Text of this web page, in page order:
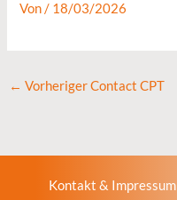
Von/ 18/03/2026
← Vorheriger Contact CPT
Kontakt & Impressum